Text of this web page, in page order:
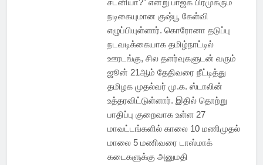
சட்னியா?” என்று பாஜக பிரமுகரும்
நடிகையுமான குஷ்பூ கேள்வி
எழுப்பியுள்ளார். கொரோனா தடுப்பு
நடவடிக்கையாக தமிழ்நாட்டில்
ஊரடங்கு, சில தளர்வுகளுடன் வரும்
ஜூன் 21ஆம் தேதிவரை நீட்டித்து
தமிழக முதல்வர் மு.க. ஸ்டாலின்
உத்தரவிட்டுள்ளார். இதில் தொற்று
பாதிப்பு குறைவாக உள்ள 27
மாவட்டங்களில் காலை 10 மணிமுதல்
மாலை 5 மணிவரை டாஸ்மாக்
கடைகளுக்கு அனுமதி